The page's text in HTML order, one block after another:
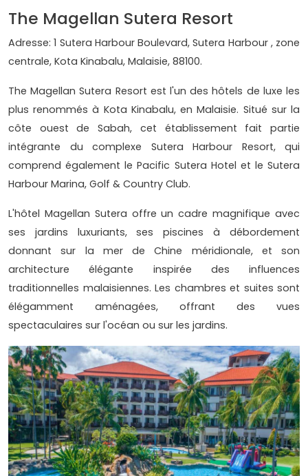
The Magellan Sutera Resort
Adresse: 1 Sutera Harbour Boulevard, Sutera Harbour , zone
centrale, Kota Kinabalu, Malaisie, 88100.
The Magellan Sutera Resort est l'un des hôtels de luxe les
plus renommés à Kota Kinabalu, en Malaisie. Situé sur la
côte ouest de Sabah, cet établissement fait partie
intégrante du complexe Sutera Harbour Resort, qui
comprend également le Pacific Sutera Hotel et le Sutera
Harbour Marina, Golf & Country Club.
L'hôtel Magellan Sutera offre un cadre magnifique avec
ses jardins luxuriants, ses piscines à débordement
donnant sur la mer de Chine méridionale, et son
architecture élégante inspirée des influences
traditionnelles malaisiennes. Les chambres et suites sont
élégamment aménagées, offrant des vues
spectaculaires sur l'océan ou sur les jardins.